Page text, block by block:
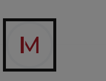
auf Ihre Teilnahme!